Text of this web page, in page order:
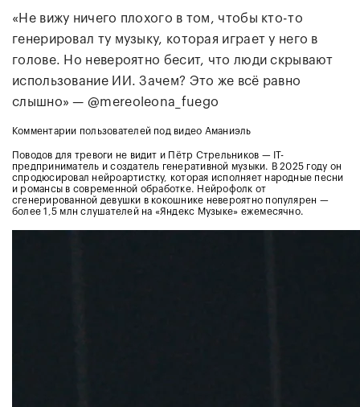
«Не вижу ничего плохого в том, чтобы кто-то
генерировал ту музыку, которая играет у него в
голове. Но невероятно бесит, что люди скрывают
использование ИИ. Зачем? Это же всё равно
слышно» — @mereoleona_fuego
Комментарии пользователей под видео Аманиэль
Поводов для тревоги не видит и Пётр Стрельников — IT-
предприниматель и создатель генеративной музыки. В 2025 году он
спродюсировал нейроартистку, которая исполняет народные песни
и романсы в современной обработке. Нейрофолк от
сгенерированной девушки в кокошнике невероятно популярен —
более 1,5 млн слушателей на «Яндекс Музыке» ежемесячно.